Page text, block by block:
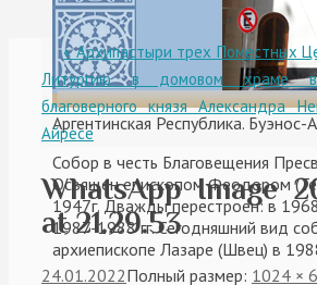
Аргентинская Республика. Буэнос-
Собор в честь Благовещения
Освящен епископом Феодором
1947г. Дважды перестроен: в
1987-1988 гг. Сегодняшний вид
архиепископе Лазаре (Швец) в
«Архипастыри трех Поместных
Литургию в домовом храме
благоверного князя Александра
Айресе
WhatsApp Image
at 21.29.53
24.01.2022Полный размер: 1024 ×